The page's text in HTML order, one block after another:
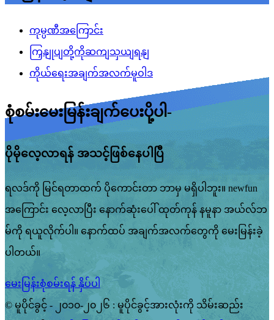
ကုမ္ပဏီအကြောင်း
ကြှနျုပျတို့ကိုဆကျသှယျရနျ
ကိုယ်ရေးအချက်အလက်မူဝါဒ
စုံစမ်းမေးမြန်းချက်ပေးပို့ပါ-
ပိုမိုလေ့လာရန် အသင့်ဖြစ်နေပါပြီ
ရလဒ်ကို မြင်ရတာထက် ပိုကောင်းတာ ဘာမှ မရှိပါဘူး။ newfun
အကြောင်း လေ့လာပြီး နောက်ဆုံးပေါ် ထုတ်ကုန် နမူနာ အယ်လ်ဘ
မ်ကို ရယူလိုက်ပါ။ နောက်ထပ် အချက်အလက်တွေကို မေးမြန်းခဲ့
ပါတယ်။
မေးမြန်းစုံစမ်းရန် နှိပ်ပါ
© မူပိုင်ခွင့် - ၂၀၁၀-၂၀၂၆ : မူပိုင်ခွင့်အားလုံးကို သိမ်းဆည်း